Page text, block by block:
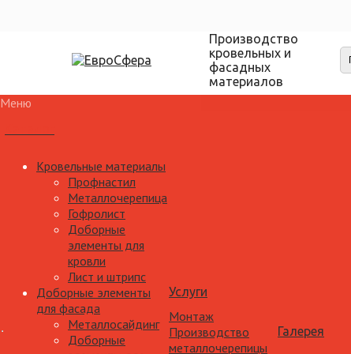
Производство
кровельных и
фасадных
материалов
Меню
Кровельные материалы
Профнастил
Металлочерепица
Гофролист
Доборные
элементы для
кровли
Лист и штрипс
Доборные элементы
для фасада
Металлосайдинг
Доборные
Услуги
Монтаж
Производство
металлочерепицы
Галерея